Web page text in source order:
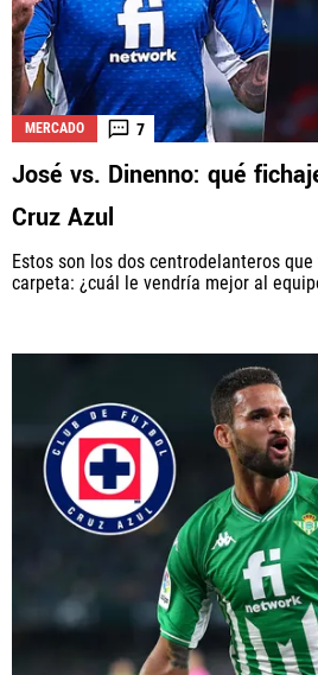
MERCADO 7
José vs. Dinenno: qué
Cruz Azul
Estos son los dos centrodelanteros
carpeta: ¿cuál le vendría mejor al